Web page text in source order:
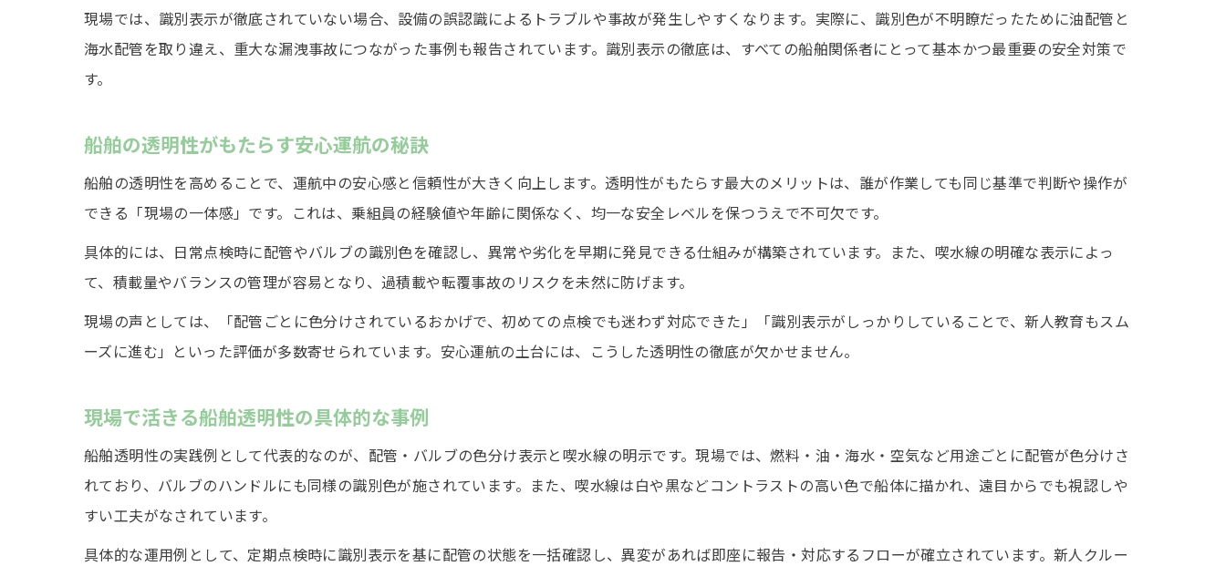
透明性確保が船舶点検の負担軽減に貢献
色分けルールで船舶安全を守る工夫
船舶で守るべき色分けルールの最新事例
現場実践で活きる船舶配管色分けの知恵
現場に役立つ船舶識別力を高める方法
船舶識別力向上のための実践的トレーニング
現場ですぐ使える船舶識別のポイント集
船舶配管や喫水線の識別力を磨くコツ
現場では、識別表示が徹底されていない場合、設備の誤認識によるトラブルや事故が発生しやすくなります。実際に、識別色が不明瞭だったために油配管と
海水配管を取り違え、重大な漏洩事故につながった事例も報告されています。識別表示の徹底は、すべての船舶関係者にとって基本かつ最重要の安全対策で
す。
船舶の透明性がもたらす安心運航の秘訣
船舶の透明性を高めることで、運航中の安心感と信頼性が大きく向上します。透明性がもたらす最大のメリットは、誰が作業しても同じ基準で判断や操作が
できる「現場の一体感」です。これは、乗組員の経験値や年齢に関係なく、均一な安全レベルを保つうえで不可欠です。
具体的には、日常点検時に配管やバルブの識別色を確認し、異常や劣化を早期に発見できる仕組みが構築されています。また、喫水線の明確な表示によっ
て、積載量やバランスの管理が容易となり、過積載や転覆事故のリスクを未然に防げます。
現場の声としては、「配管ごとに色分けされているおかげで、初めての点検でも迷わず対応できた」「識別表示がしっかりしていることで、新人教育もスム
ーズに進む」といった評価が多数寄せられています。安心運航の土台には、こうした透明性の徹底が欠かせません。
現場で活きる船舶透明性の具体的な事例
船舶透明性の実践例として代表的なのが、配管・バルブの色分け表示と喫水線の明示です。現場では、燃料・油・海水・空気など用途ごとに配管が色分けさ
れており、バルブのハンドルにも同様の識別色が施されています。また、喫水線は白や黒などコントラストの高い色で船体に描かれ、遠目からでも視認しや
すい工夫がなされています。
具体的な運用例として、定期点検時に識別表示を基に配管の状態を一括確認し、異変があれば即座に報告・対応するフローが確立されています。新人クルー
お問い合わせはこちら
お問い合わせはこちら